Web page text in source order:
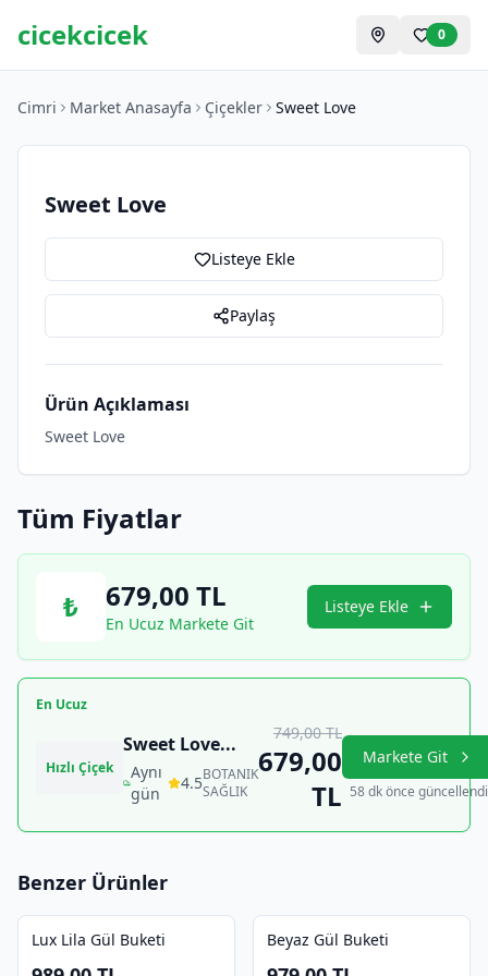
cicekcicek 0
Cimri Market Anasayfa Çiçekler Sweet Love
Sweet Love
Listeye Ekle
Paylaş
Ürün Açıklaması
Sweet Love
Tüm Fiyatlar
₺ 679,00 TL
En Ucuz Markete Git
Listeye Ekle
En Ucuz
Hızlı Çiçek
Sweet Love...
Aynı
gün
4.5BOTANIK
SAĞLIK
749,00TL
679,00
TL
Markete Git
58 dk önce güncellendi
Benzer Ürünler
Lux Lila Gül Buketi Beyaz Gül Buketi